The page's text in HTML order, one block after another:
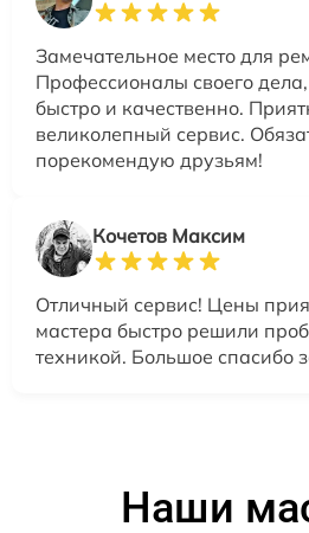
Замечательное место для
Профессионалы своего
быстро и качественно.
великолепный сервис.
порекомендую друзьям!
Кочетов Максим
Отличный сервис! Цены
мастера быстро решили
техникой. Большое спасибо
Наши